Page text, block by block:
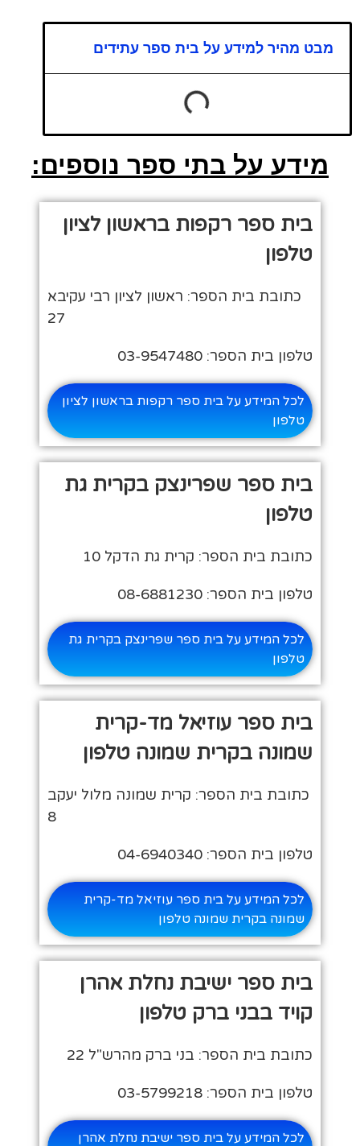
מבט מהיר למידע על בית ספר עתידים
מידע על בתי ספר נוספים:
בית ספר רקפות בראשון לציון
טלפון
כתובת בית הספר: ראשון לציון רבי עקיבא
27
טלפון בית הספר: 03-9547480
לכל המידע על בית ספר רקפות בראשון לציון
טלפון
בית ספר שפרינצק בקרית גת
טלפון
כתובת בית הספר: קרית גת הדקל 10
טלפון בית הספר: 08-6881230
לכל המידע על בית ספר שפרינצק בקרית גת
טלפון
בית ספר עוזיאל מד-קרית
שמונה בקרית שמונה טלפון
כתובת בית הספר: קרית שמונה מלול יעקב
8
טלפון בית הספר: 04-6940340
לכל המידע על בית ספר עוזיאל מד-קרית
שמונה בקרית שמונה טלפון
בית ספר ישיבת נחלת אהרן
קויד בבני ברק טלפון
כתובת בית הספר: בני ברק מהרש"ל 22
טלפון בית הספר: 03-5799218
לכל המידע על בית ספר ישיבת נחלת אהרן